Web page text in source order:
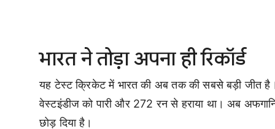
भारत ने तोड़ा अपना ही रिकॉर्ड
यह टेस्ट क्रिकेट में भारत की अब तक की सबसे बड़ी जीत
वेस्टइंडीज को पारी और 272 रन से हराया था। अब
छोड़ दिया है।